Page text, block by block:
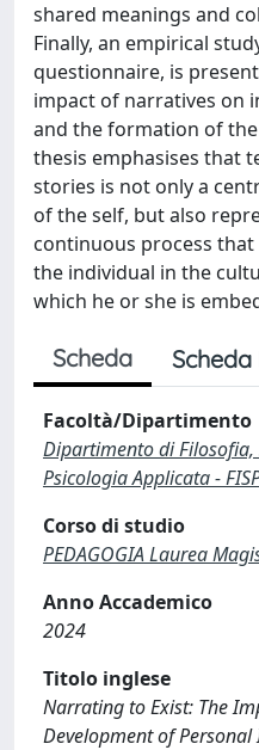
shared meanings and
Finally, an empirical
questionnaire, is
impact of narratives on
and the formation of
thesis emphasises that
stories is not only a
of the self, but also
continuous process
the individual in the
which he or she is
Scheda Scheda
Facoltà/Dipartimento
Dipartimento di
Psicologia Applicata -
Corso di studio
PEDAGOGIA Laurea
Anno Accademico
2024
Titolo inglese
Narrating to Exist: The
Development of Personal